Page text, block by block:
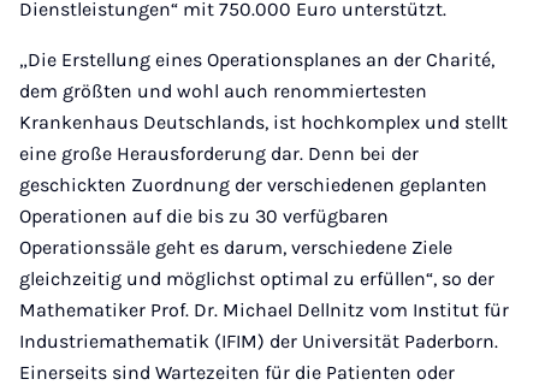
Dienstleistungen“ mit 750.000 Euro unterstützt.
„Die Erstellung eines Operationsplanes an der Charité,
dem größten und wohl auch renommiertesten
Krankenhaus Deutschlands, ist hochkomplex und stellt
eine große Herausforderung dar. Denn bei der
geschickten Zuordnung der verschiedenen geplanten
Operationen auf die bis zu 30 verfügbaren
Operationssäle geht es darum, verschiedene Ziele
gleichzeitig und möglichst optimal zu erfüllen“, so der
Mathematiker Prof. Dr. Michael Dellnitz vom Institut für
Industriemathematik (IFIM) der Universität Paderborn.
Einerseits sind Wartezeiten für die Patienten oder